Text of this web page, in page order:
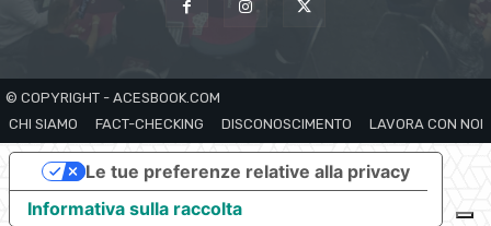
© COPYRIGHT - ACESBOOK.COM
CHI SIAMO
FACT-CHECKING DISCONOSCIMENTO LAVORA CON NOI
Informativa sulla raccolta
Le tue preferenze relative alla privacy